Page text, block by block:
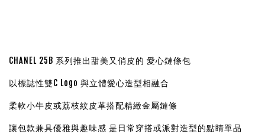
CHANEL 25B 系列推出甜美又俏皮的 愛心鏈條包
以標誌性雙C Logo 與立體愛心造型相融合
柔軟小牛皮或荔枝紋皮革搭配精緻金屬鏈條
讓包款兼具優雅與趣味感 是日常穿搭或派對造型的點睛單品